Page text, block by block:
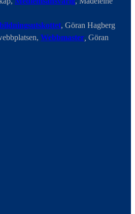
, Göran Hagberg
Webbmaster Göran